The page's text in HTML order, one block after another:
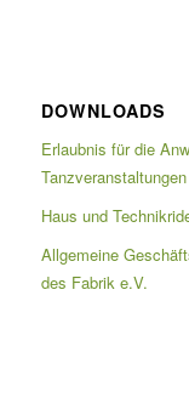
DOWNLOADS
Erlaubnis für die
Tanzveranstaltungen
Haus und
Allgemeine
des Fabrik e.V.